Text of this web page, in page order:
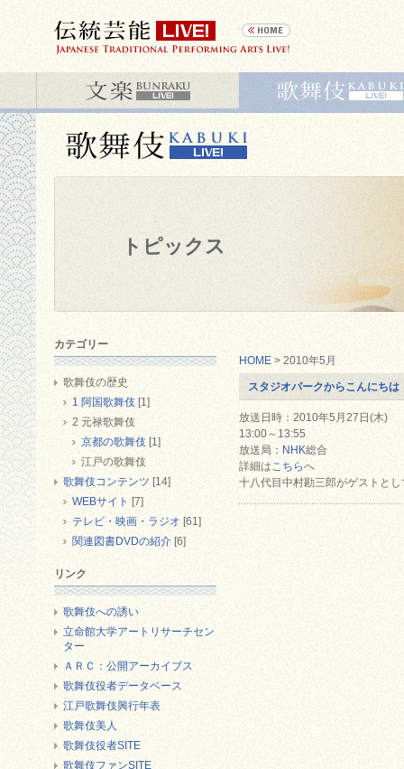
トピックス
HOME > 2010年5月
スタジオパークからこんにちは
放送日時：2010年5月27日(木)
13:00～13:55
放送局： NHK総合
詳細はこちらへ
十八代目中村勘三郎がゲストと
カテゴリー
歌舞伎の歴史
1 阿国歌舞伎 [1]
2 元禄歌舞伎
京都の歌舞伎 [1]
江戸の歌舞伎
歌舞伎コンテンツ [14]
WEBサイト [7]
テレビ・映画・ラジオ [61]
関連図書DVDの紹介 [6]
リンク
歌舞伎への誘い
立命館大学アートリサーチセン
ター
ＡＲＣ：公開アーカイブス
歌舞伎役者データベース
江戸歌舞伎興行年表
歌舞伎美人
歌舞伎役者SITE
歌舞伎ファンSITE